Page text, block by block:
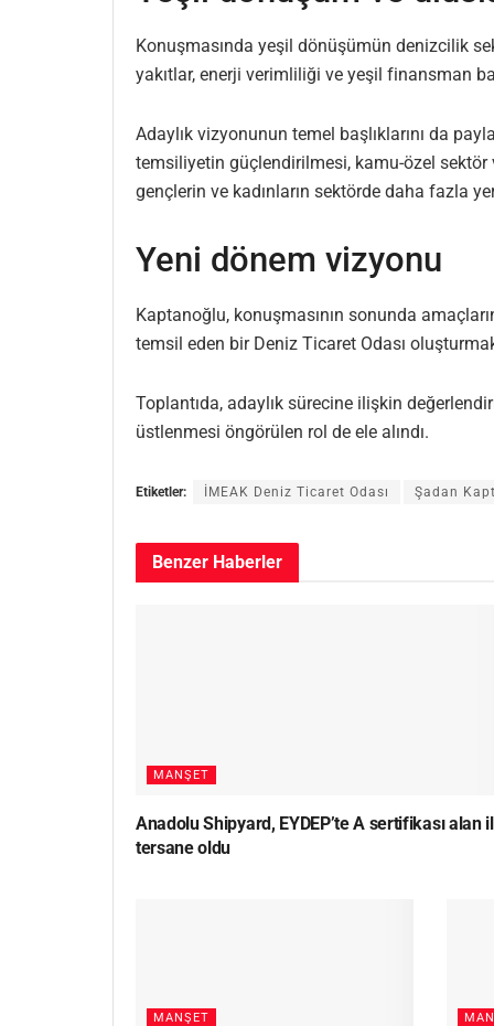
Konuşmasında yeşil dönüşümün denizcilik
yakıtlar, enerji verimliliği ve yeşil finansman
Adaylık vizyonunun temel başlıklarını da
temsiliyetin güçlendirilmesi, kamu-özel sektör
gençlerin ve kadınların sektörde daha fazla
Yeni dönem vizyonu
Kaptanoğlu, konuşmasının sonunda
temsil eden bir Deniz Ticaret Odası
Toplantıda, adaylık sürecine ilişkin
üstlenmesi öngörülen rol de ele alındı.
Etiketler: İMEAK Deniz Ticaret Odası Şadan
Benzer Haberler
MANŞET
Anadolu Shipyard, EYDEP’te A sertifikası alan
tersane oldu
MANŞET